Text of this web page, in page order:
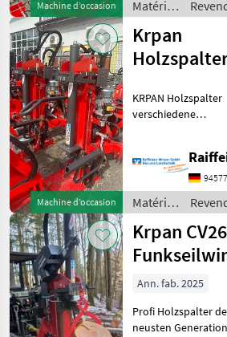
Machine d’occasion
Antrieb
Matériels
forestiers
et
matériels
pour le
du bois /
Krpan
Machine d’occasion
Krpan
EK pro
KRPAN Holzspalter
verschiedene
Elektro Kardan . Mit und
ohne Seilwinde. Der Preis
ist für den
Zustand gült
Matériels
forestiers
et
matériels
pour le
travail
Krpan
Krpan
Ann. fab. 2025
Profi Holzspalter
neusten